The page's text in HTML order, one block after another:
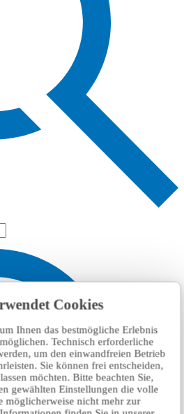
Cookies
Ihnen das bestmögliche Erlebnis
Technisch erforderliche
um den einwandfreien Betrieb
Sie können frei entscheiden,
möchten. Bitte beachten Sie,
gewählten Einstellungen die volle
möglicherweise nicht mehr zur